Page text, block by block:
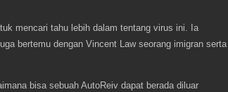
mencari tahu lebih dalam tentang virus ini. Ia
bertemu dengan Vincent Law seorang imigran serta
bisa sebuah AutoReiv dapat berada diluar